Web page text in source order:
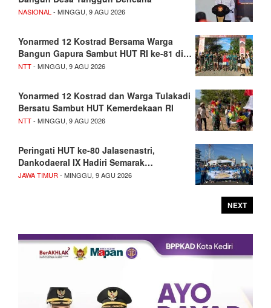
NASIONAL- MINGGU, 9 AGU 2026
Yonarmed 12 Kostrad Bersama Warga
Bangun Gapura Sambut HUT RI ke-81 di…
NTT- MINGGU, 9 AGU 2026
Yonarmed 12 Kostrad dan Warga Tulakadi
Bersatu Sambut HUT Kemerdekaan RI
NTT- MINGGU, 9 AGU 2026
Peringati HUT ke-80 Jalasenastri,
Dankodaeral IX Hadiri Semarak…
JAWA TIMUR- MINGGU, 9 AGU 2026
NEXT